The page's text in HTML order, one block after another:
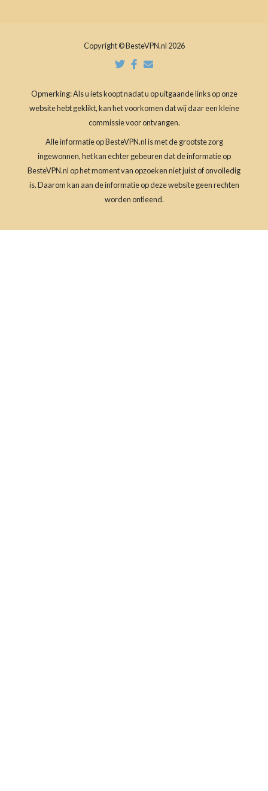
Copyright © BesteVPN.nl 2026
Opmerking: Als u iets koopt nadat u op uitgaande links op onze
website hebt geklikt, kan het voorkomen dat wij daar een kleine
commissie voor ontvangen.
Alle informatie op BesteVPN.nl is met de grootste zorg
ingewonnen, het kan echter gebeuren dat de informatie op
BesteVPN.nl op het moment van opzoeken niet juist of onvolledig
is. Daarom kan aan de informatie op deze website geen rechten
worden ontleend.